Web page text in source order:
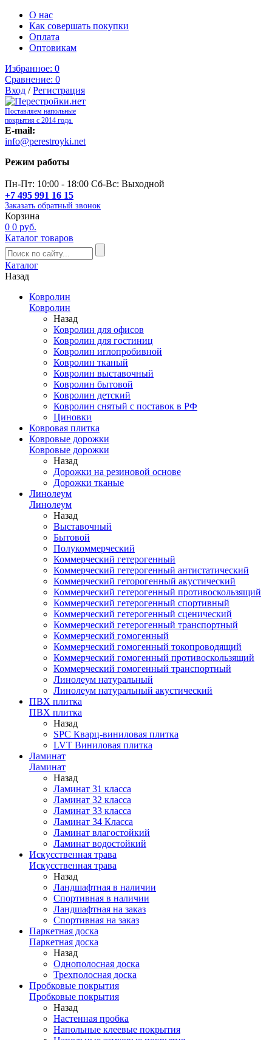
О нас
Как совершать покупки
Оплата
Оптовикам
Избранное: 0
Сравнение: 0
Вход /Регистрация
Поставляем напольные
покрытия с 2014 года.
E-mail:
info@perestroyki.net
Режим работы
Пн-Пт: 10:00 - 18:00 Сб-Вс: Выходной
+7 495 991 16 15
Заказать обратный звонок
Корзина
0 0 руб.
Каталог товаров
Каталог
Назад
Ковролин
Ковролин
Назад
Ковролин для офисов
Ковролин для гостиниц
Ковролин иглопробивной
Ковролин тканый
Ковролин выставочный
Ковролин бытовой
Ковролин детский
Ковролин снятый с поставок в РФ
Циновки
Ковровая плитка
Ковровые дорожки
Ковровые дорожки
Назад
Дорожки на резиновой основе
Дорожки тканые
Линолеум
Линолеум
Назад
Выставочный
Бытовой
Полукоммерческий
Коммерческий гетерогенный
Коммерческий гетерогенный антистатический
Коммерческий геторогенный акустический
Коммерческий гетерогенный противоскользящий
Коммерческий гетерогенный спортивный
Коммерческий гетерогенный сценический
Коммерческий гетерогенный транспортный
Коммерческий гомогенный
Коммерческий гомогенный токопроводящий
Коммерческий гомогенный противоскользящий
Коммерческий гомогенный транспортный
Линолеум натуральный
Линолеум натуральный акустический
ПВХ плитка
ПВХ плитка
Назад
SPC Кварц-виниловая плитка
LVT Виниловая плитка
Ламинат
Ламинат
Назад
Ламинат 31 класса
Ламинат 32 класса
Ламинат 33 класса
Ламинат 34 Класса
Ламинат влагостойкий
Ламинат водостойкий
Искусственная трава
Искусственная трава
Назад
Ландшафтная в наличии
Спортивная в наличии
Ландшафтная на заказ
Спортивная на заказ
Паркетная доска
Паркетная доска
Назад
Однополосная доска
Трехполосная доска
Пробковые покрытия
Пробковые покрытия
Назад
Настенная пробка
Напольные клеевые покрытия